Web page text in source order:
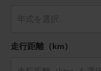
走行距離（km）